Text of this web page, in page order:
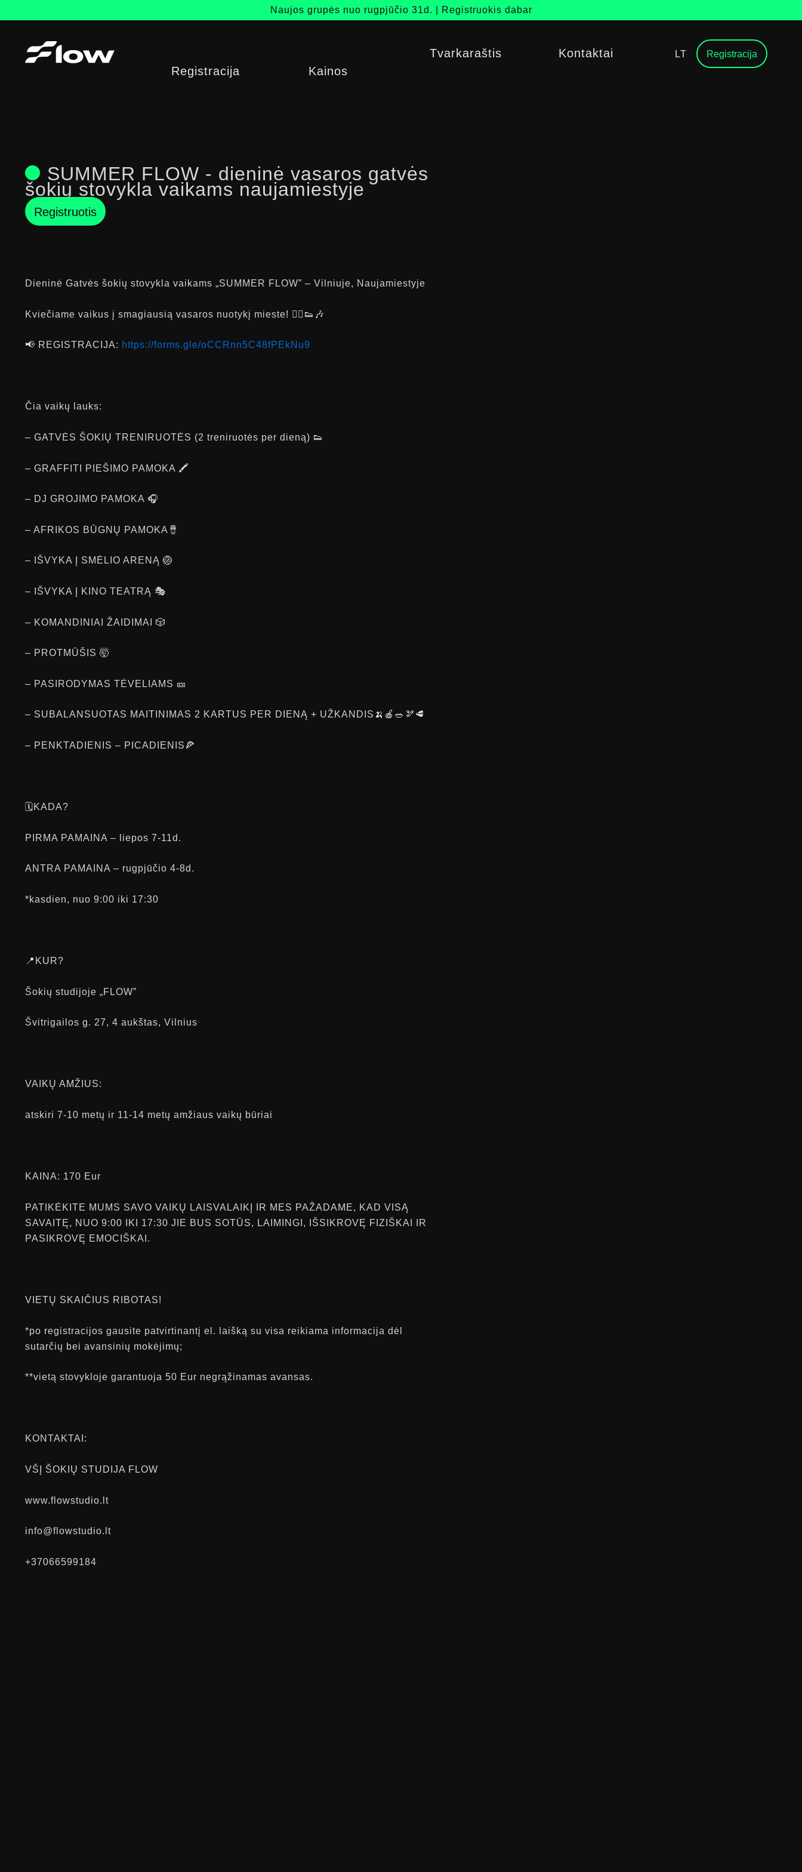
Naujos grupės nuo rugpjūčio 31d. | Registruokis dabar
Registracija Kainos
Tvarkaraštis Kontaktai LT Registracija
prie
SUMMER FLOW - dieninė vasaros gatvės
šokių stovykla vaikams naujamiestyje
Registruotis
Dieninė Gatvės šokių stovykla vaikams „SUMMER FLOW” – Vilniuje, Naujamiestyje
Kviečiame vaikus į smagiausią vasaros nuotykį mieste! 🤸‍♂️👟🎶
📢 REGISTRACIJA: https://forms.gle/oCCRnn5C48fPEkNu9
Čia vaikų lauks:
– GATVĖS ŠOKIŲ TRENIRUOTĖS (2 treniruotės per dieną) 👟
– GRAFFITI PIEŠIMO PAMOKA 🖍
– DJ GROJIMO PAMOKA 🎧
– AFRIKOS BŪGNŲ PAMOKA🪘
– IŠVYKA Į SMĖLIO ARENĄ 🏐
– IŠVYKA Į KINO TEATRĄ 🎭
– KOMANDINIAI ŽAIDIMAI 🎲
– PROTMŪŠIS 🤯
– PASIRODYMAS TĖVELIAMS 🎫
– SUBALANSUOTAS MAITINIMAS 2 KARTUS PER DIENĄ + UŽKANDIS🍌🍎🥗🫘🥩
– PENKTADIENIS – PICADIENIS🍕
🗓KADA?
PIRMA PAMAINA – liepos 7-11d.
ANTRA PAMAINA – rugpjūčio 4-8d.
*kasdien, nuo 9:00 iki 17:30
📍KUR?
Šokių studijoje „FLOW”
Švitrigailos g. 27, 4 aukštas, Vilnius
VAIKŲ AMŽIUS:
atskiri 7-10 metų ir 11-14 metų amžiaus vaikų būriai
KAINA: 170 Eur
PATIKĖKITE MUMS SAVO VAIKŲ LAISVALAIKĮ IR MES PAŽADAME, KAD VISĄ
SAVAITĘ, NUO 9:00 IKI 17:30 JIE BUS SOTŪS, LAIMINGI, IŠSIKROVĘ FIZIŠKAI IR
PASIKROVĘ EMOCIŠKAI.
VIETŲ SKAIČIUS RIBOTAS!
*po registracijos gausite patvirtinantį el. laišką su visa reikiama informacija dėl
sutarčių bei avansinių mokėjimų;
**vietą stovykloje garantuoja 50 Eur negrąžinamas avansas.
KONTAKTAI:
VŠĮ ŠOKIŲ STUDIJA FLOW
www.flowstudio.lt
info@flowstudio.lt
+37066599184